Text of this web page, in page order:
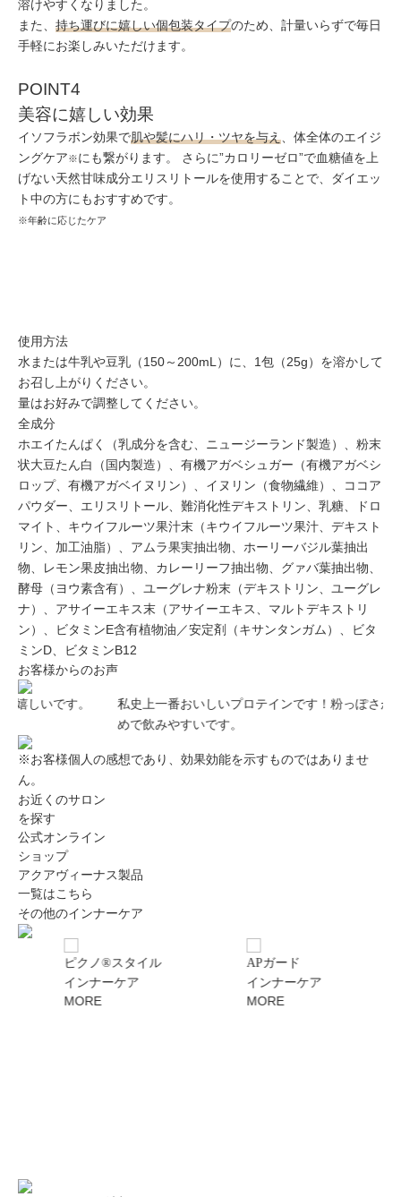
溶けやすくなりました。
また、 持ち運びに嬉しい個包装タイプのため、計量いらずで毎日
手軽にお楽しみいただけます。
POINT4
美容に嬉しい効果
イソフラボン効果で肌や髪にハリ・ツヤを与え 、体全体のエイジ
ングケア※にも繋がります。 さらに”カロリーゼロ”で⾎糖値を上
げない天然⽢味成分エリスリトールを使⽤することで、ダイエッ
ト中の⽅にもおすすめです。
※年齢に応じたケア
使用方法
水または牛乳や豆乳（150～200mL）に、1包（25g）を溶かして
お召し上がりください。
量はお好みで調整してください。
全成分
ホエイたんぱく（乳成分を含む、ニュージーランド製造）、粉末
状大豆たん白（国内製造）、有機アガベシュガー（有機アガベシ
ロップ、有機アガベイヌリン）、イヌリン（食物繊維）、ココア
パウダー、エリスリトール、難消化性デキストリン、乳糖、ドロ
マイト、キウイフルーツ果汁末（キウイフルーツ果汁、デキスト
リン、加工油脂）、アムラ果実抽出物、ホーリーバジル葉抽出
物、レモン果皮抽出物、カレーリーフ抽出物、グァバ葉抽出物、
酵母（ヨウ素含有）、ユーグレナ粉末（デキストリン、ユーグレ
ナ）、アサイーエキス末（アサイーエキス、マルトデキストリ
ン）、ビタミンE含有植物油／安定剤（キサンタンガム）、ビタ
ミンD、ビタミンB12
お客様からのお声
私史上一番おいしいプロテインです！粉っぽさがなく、甘さ控え
めで飲みやすいです。
※お客様個人の感想であり、効果効能を示すものではありませ
ん。
お近くのサロン
を探す
公式オンライン
ショップ
アクアヴィーナス製品
一覧はこちら
その他のインナーケア
ピクノ®スタイル
インナーケア
APガード
インナーケア